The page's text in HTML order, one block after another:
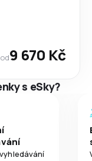
od9 670 Kč
s eSky?